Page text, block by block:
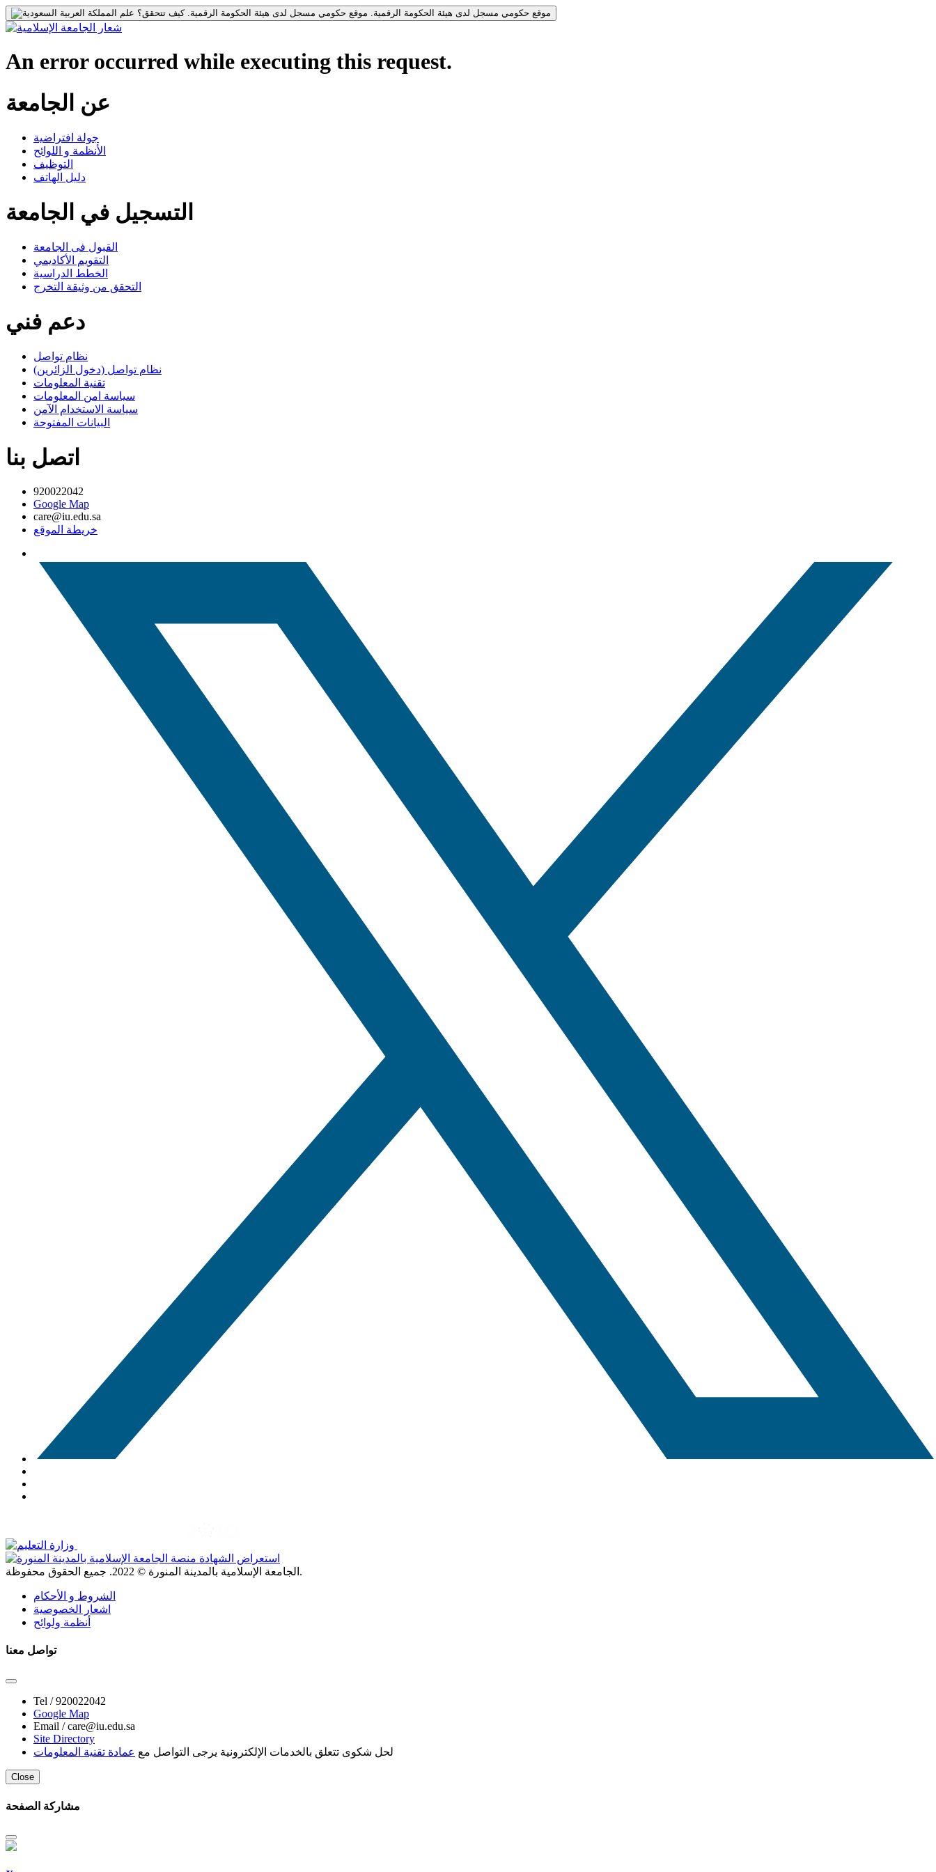
موقع حكومي مسجل لدى هيئة الحكومة الرقمية. موقع حكومي مسجل لدى هيئة الحكومة الرقمية.كيف تتحقق؟
An error occurred while executing this request.
عن الجامعة
جولة افتراضية
الأنظمة و اللوائح
التوظيف
دليل الهاتف
التسجيل في الجامعة
القبول فى الجامعة
التقويم الأكاديمي
الخطط الدراسية
التحقق من وثيقة التخرج
دعم فني
نظام تواصل
نظام تواصل (دخول الزائرين)
تقنية المعلومات
سياسة امن المعلومات
سياسة الاستخدام الآمن
البيانات المفتوحة
اتصل بنا
920022042
Google Map
care@iu.edu.sa
خريطة الموقع
الجامعة الإسلامية بالمدينة المنورة © 2022 . جميع الحقوق محفوظة.
الشروط و الأحكام
اشعار الخصوصية
أنظمة ولوائح
تواصل معنا
Tel /920022042
Google Map
Email /care@iu.edu.sa
Site Directory
لحل شكوى تتعلق بالخدمات الإلكترونية يرجى التواصل مع عمادة تقنية المعلومات
Close
مشاركة الصفحة